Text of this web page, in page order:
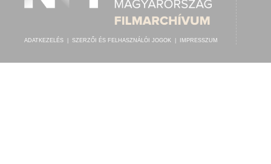
ADATKEZELÉS SZERZŐI ÉS FELHASZNÁLÓI JOGOK IMPRESSZUM